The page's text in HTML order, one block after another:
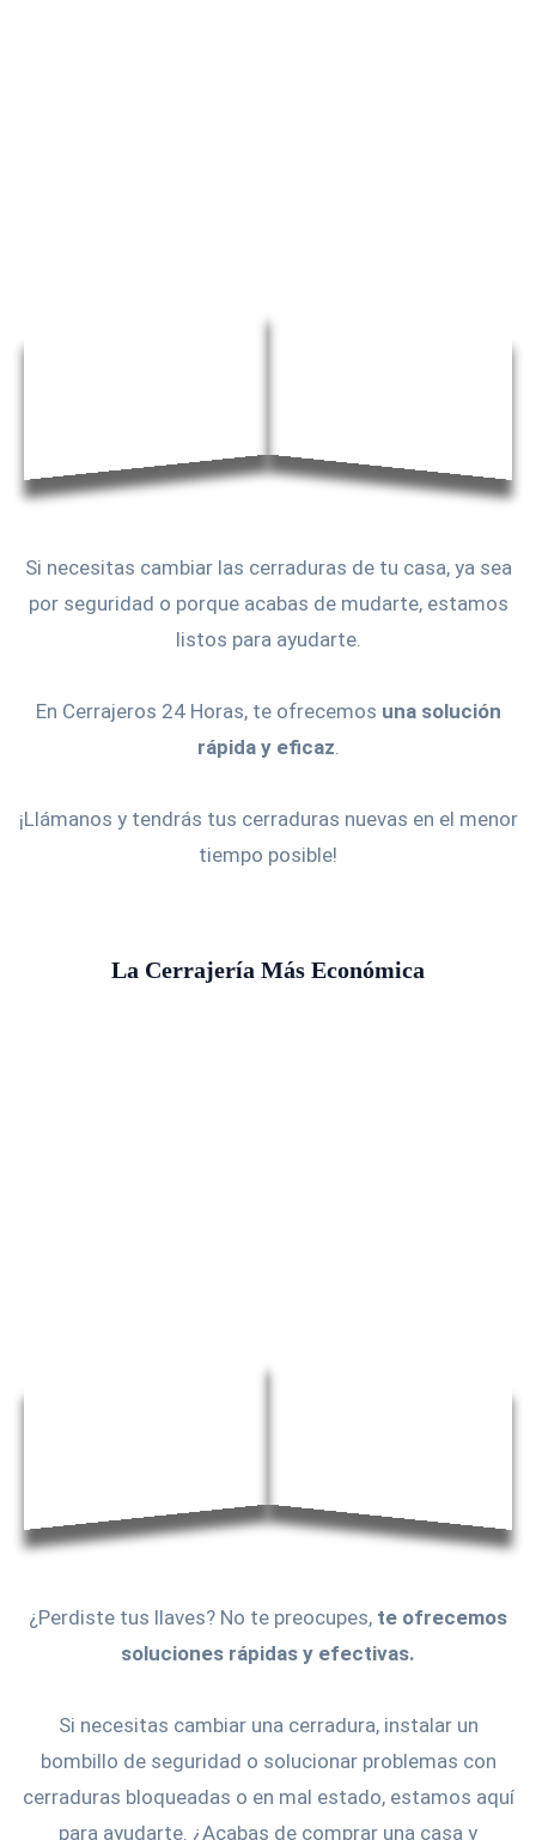
Si necesitas cambiar las cerraduras de tu casa, ya sea
por seguridad o porque acabas de mudarte, estamos
listos para ayudarte.
En Cerrajeros 24 Horas, te ofrecemos una solución
rápida y eficaz.
¡Llámanos y tendrás tus cerraduras nuevas en el menor
tiempo posible!
La Cerrajería Más Económica
¿Perdiste tus llaves? No te preocupes, te ofrecemos
soluciones rápidas y efectivas.
Si necesitas cambiar una cerradura, instalar un
bombillo de seguridad o solucionar problemas con
cerraduras bloqueadas o en mal estado, estamos aquí
para ayudarte. ¿Acabas de comprar una casa y